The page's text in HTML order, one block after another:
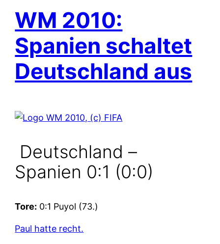
WM 2010:
Spanien schaltet
Deutschland aus
Deutschland –
Spanien 0:1 (0:0)
Tore: 0:1 Puyol (73.)
Paul hatte recht.